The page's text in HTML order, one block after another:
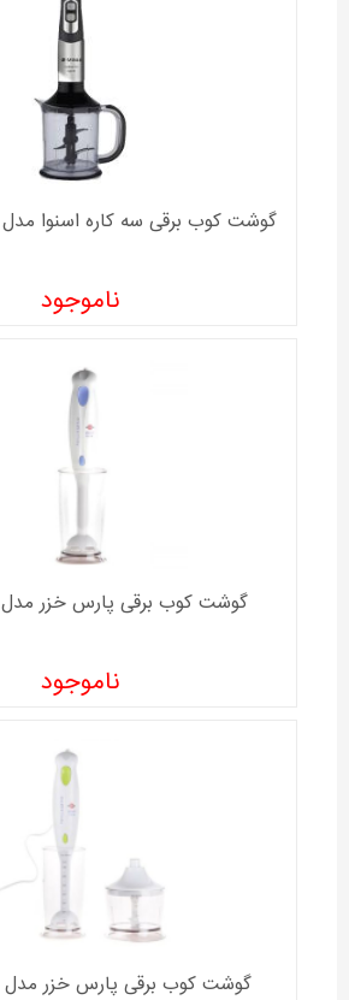
گوشت کوب برقی سه کاره اسنوا مدل SHB-SE1200BR
ناموجود
گوشت کوب برقی پارس خزر مدل HB-5501AP
ناموجود
گوشت کوب برقی پارس خزر مدل HB-5503AP